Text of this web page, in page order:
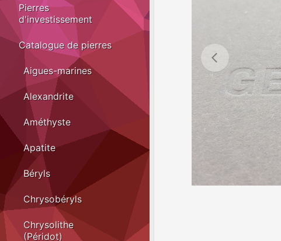
Pierres
d'investissement
Catalogue de pierres
Aigues-marines
Alexandrite
Améthyste
Apatite
Béryls
Chrysobéryls
Chrysolithe
(Péridot)